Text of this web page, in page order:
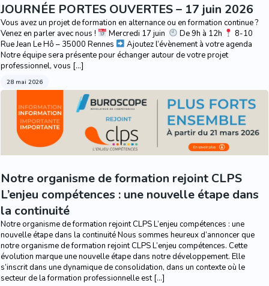
JOURNÉE PORTES OUVERTES – 17 juin 2026
Vous avez un projet de formation en alternance ou en formation continue ?
Venez en parler avec nous !
Mercredi 17 juin De 9h à 12h
8-10
Rue Jean Le Hô – 35000 Rennes
Ajoutez l’évènement à votre agenda
Notre équipe sera présente pour échanger autour de votre projet
professionnel, vous […]
28 mai 2026
Notre organisme de formation rejoint CLPS
L’enjeu compétences : une nouvelle étape dans
la continuité
Notre organisme de formation rejoint CLPS L’enjeu compétences : une
nouvelle étape dans la continuité Nous sommes heureux d’annoncer que
notre organisme de formation rejoint CLPS L’enjeu compétences. Cette
évolution marque une nouvelle étape dans notre développement. Elle
s’inscrit dans une dynamique de consolidation, dans un contexte où le
secteur de la formation professionnelle est […]